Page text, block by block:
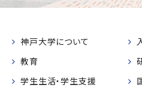
神戸大学について
教育
学生生活・学生支援